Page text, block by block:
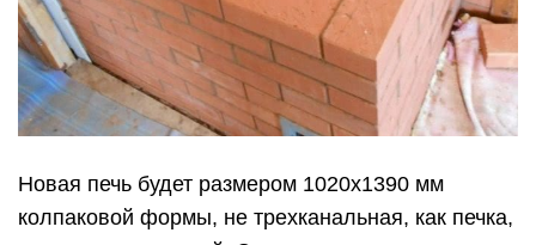
Новая печь будет размером 1020х1390 мм
колпаковой формы, не трехканальная, как печка,